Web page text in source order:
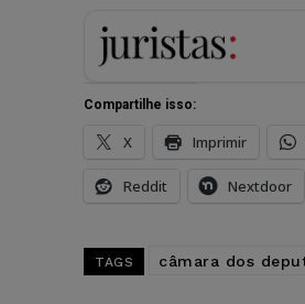
Compartilhe isso:
X Imprimir
Reddit Nextdoor
TAGS câmara dos